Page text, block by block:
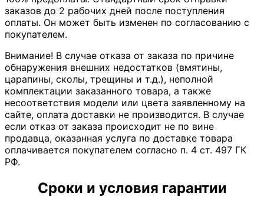
заказов до 2 рабочих дней после поступления
оплаты. Он может быть изменен по согласованию с
покупателем.
Внимание! В случае отказа от заказа по причине
обнаружения внешних недостатков (вмятины,
царапины, сколы, трещины и т.д.), неполной
комплектации заказанного товара, а также
несоответствия модели или цвета заявленному на
сайте, оплата доставки не производится. В случае
если отказ от заказа происходит не по вине
продавца, оказанная услуга по доставке товара
оплачивается покупателем согласно п. 4 ст. 497 ГК
РФ.
Сроки и условия гарантии